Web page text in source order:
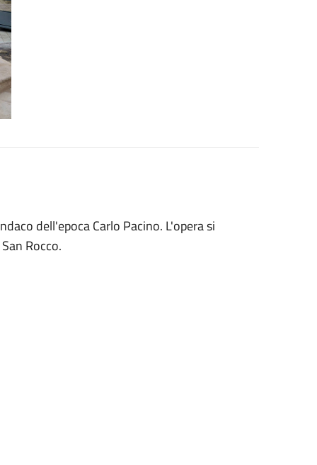
dell'epoca Carlo Pacino. L'opera si
Rocco.